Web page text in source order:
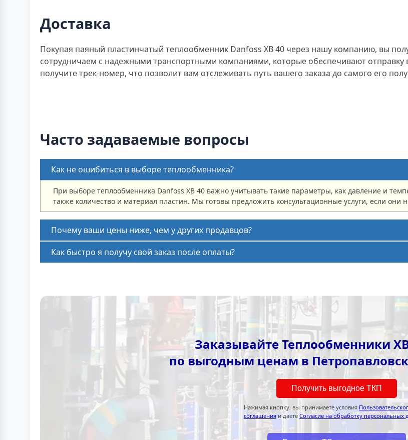
Доставка
Покупая паяный пластинчатый теплообменник Danfoss XB 40 через нашу компанию, вы
сотрудничаем с надежными транспортными компаниями, которые обеспечивают отправку
получите трек-номер, что позволит вам отслеживать путь вашего заказа до самого его
Часто задаваемые вопросы
Как не ошибиться в выборе теплообменника?
При выборе теплообменника Danfoss XB 40 важно учитывать такие параметры, как давление и
также количество и материал пластин. Мы готовы предложить консультационные услуги, если они
Почему ваши цены ниже, чем у других продавцов?
Как быстро я получу свой заказ после оплаты?
Заказывайте Теплообменники
по выгодным ценам в
Получить выгодное ТКП
Нажимая кнопку, вы принимаете условия
соглашения и даете Согласие на обработку персональных